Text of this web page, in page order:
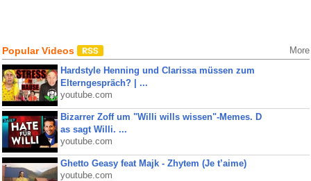
Popular Videos More
Hardstyle Henning und Clarissa müssen zum
Elterngespräch? | ...
youtube.com
Bizarrer Zoff um "Willi wills wissen"-Memes. D
as sagt Willi. ...
youtube.com
Ghetto Geasy feat Majk - Zhytem (Je t’aime)
youtube.com